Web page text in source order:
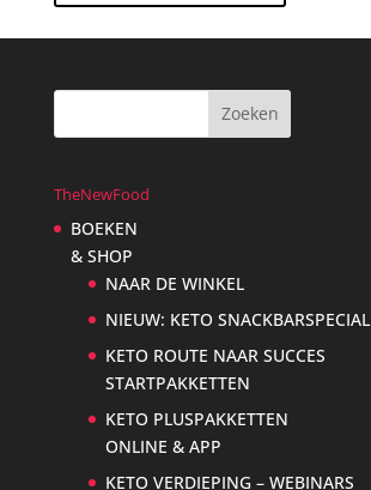
TheNewFood
BOEKEN
& SHOP
NAAR DE WINKEL
NIEUW: KETO SNACKBARSPECIAL
KETO ROUTE NAAR SUCCES
STARTPAKKETTEN
KETO PLUSPAKKETTEN
ONLINE & APP
KETO VERDIEPING – WEBINARS